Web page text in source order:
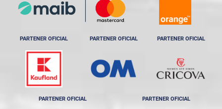
PARTENER OFICIAL PARTENER OFICIAL PARTENER OFICIAL
PARTENER OFICIAL PARTENER OFICIAL